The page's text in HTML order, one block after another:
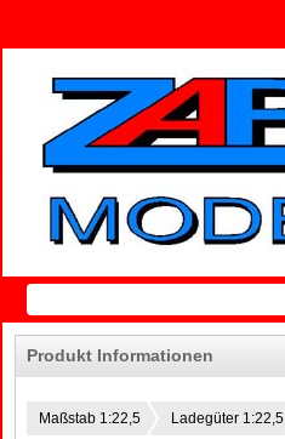
Produkt Informationen
Maßstab 1:22,5 Ladegüter 1:22,5